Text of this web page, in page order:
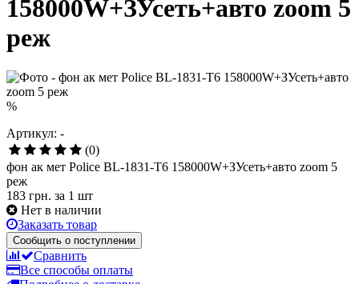
158000W+ЗУсеть+авто zoom 5
реж
%
Артикул: -
(0)
фон ак мет Police BL-1831-T6 158000W+ЗУсеть+авто zoom 5
реж
183 грн. за 1 шт
Нет в наличии
Заказать товар
Сообщить о поступлении
Сравнить
Все способы оплаты